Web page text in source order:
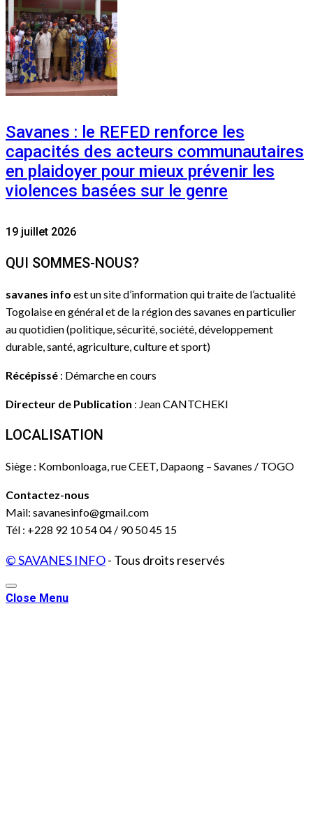
Savanes : le REFED renforce les
capacités des acteurs communautaires
en plaidoyer pour mieux prévenir les
violences basées sur le genre
19 juillet 2026
QUI SOMMES-NOUS?
savanes info est un site d’information qui traite de l’actualité
Togolaise en général et de la région des savanes en particulier
au quotidien (politique, sécurité, société, développement
durable, santé, agriculture, culture et sport)
Récépissé : Démarche en cours
Directeur de Publication : Jean CANTCHEKI
LOCALISATION
Siège : Kombonloaga, rue CEET, Dapaong – Savanes / TOGO
Contactez-nous
Mail: savanesinfo@gmail.com
Tél : +228 92 10 54 04 / 90 50 45 15
© SAVANES INFO- Tous droits reservés
Close Menu